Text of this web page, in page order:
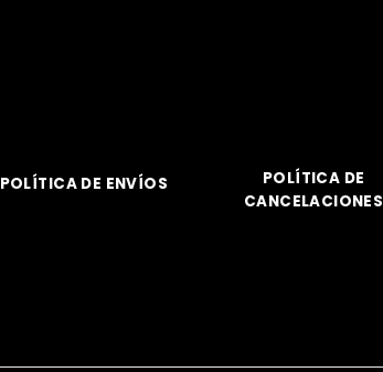
POLÍTICA DE ENVÍOS
POLÍTICA DE
CANCELACIONES